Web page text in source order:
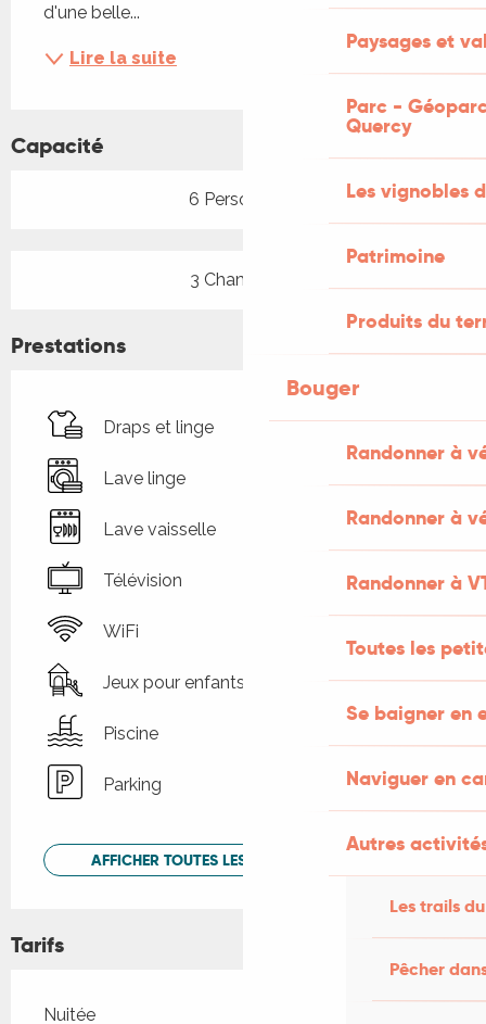
Paysages et
Parc -
Quercy
Les vignobles
Patrimoine
Produits du
Bouger
Randonner à
Randonner à
Randonner à
Toutes les
Se baigner en
Naviguer en
Autres
Les trails
Pêcher
d'une belle...
Lire la suite
Capacité
6 Personne(s)
3 Chambre(s)
Prestations
Draps et linge
Lave linge
Lave vaisselle
Télévision
WiFi
Jeux pour enfants / Espace jeux
Piscine
Parking
AFFICHER TOUTES LES PRESTATIONS
Tarifs
Tarifs 2026
Nuitée